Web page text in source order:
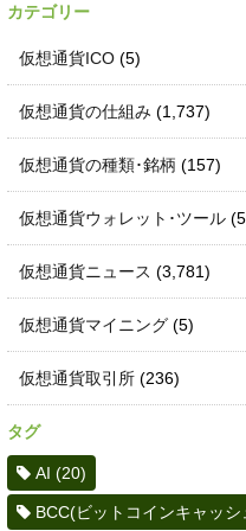
カテゴリー
仮想通貨ICO (5)
仮想通貨の仕組み (1,737)
仮想通貨の種類･銘柄 (157)
仮想通貨ウォレット･ツール
仮想通貨ニュース (3,781)
仮想通貨マイニング (5)
仮想通貨取引所 (236)
タグ
AI (20)
BCC(ビットコインキャッシ